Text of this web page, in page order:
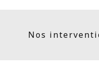
Nos